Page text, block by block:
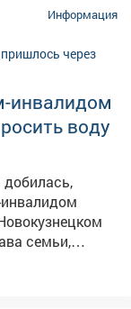
Информация
инвалидом
воду
добилась,
семьи,
прокуратура